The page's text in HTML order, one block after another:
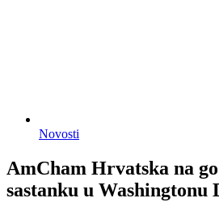
Novosti
AmCham Hrvatska na
sastanku u Washingtonu